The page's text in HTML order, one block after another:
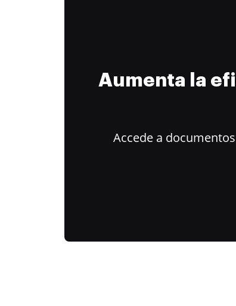
Aumenta la
Accede a